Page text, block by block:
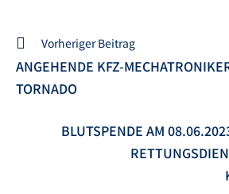
Vorheriger Beitrag
ANGEHENDE KFZ-
TORNADO
BLUTSPENDE AM